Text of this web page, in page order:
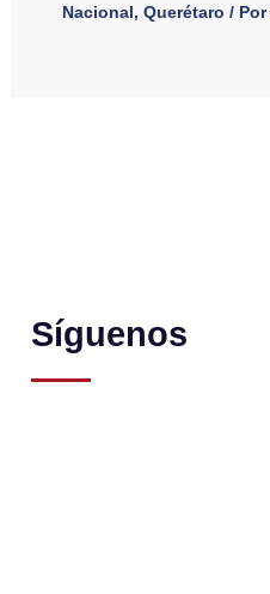
Nacional, Querétaro / Por
Síguenos